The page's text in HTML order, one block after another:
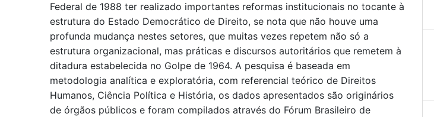
Federal de 1988 ter realizado importantes reformas institucionais no tocante à
estrutura do Estado Democrático de Direito, se nota que não houve uma
profunda mudança nestes setores, que muitas vezes repetem não só a
estrutura organizacional, mas práticas e discursos autoritários que remetem à
ditadura estabelecida no Golpe de 1964. A pesquisa é baseada em
metodologia analítica e exploratória, com referencial teórico de Direitos
Humanos, Ciência Política e História, os dados apresentados são originários
de órgãos públicos e foram compilados através do Fórum Brasileiro de